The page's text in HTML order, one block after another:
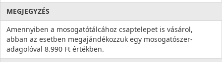
MEGJEGYZÉS
Amennyiben a mosogatótálcához csaptelepet is vásárol,
abban az esetben megajándékozzuk egy mosogatószer-
adagolóval 8.990 Ft értékben.